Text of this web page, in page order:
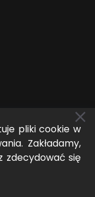
pliki cookie w
Zakładamy,
zdecydować się